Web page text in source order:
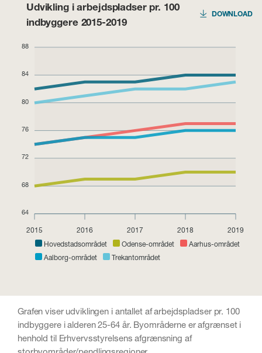
Udvikling i arbejdspladser pr. 100
indbyggere 2015-2019
Hovedstadsområdet Odense-området
Aarhus-området
Aalborg-området
Trekantområdet
2015 2016 2017 2018 2019
88
84
80
76
72
68
64
DOWNLOAD
Grafen viser udviklingen i antallet af arbejdspladser pr. 100
indbyggere i alderen 25-64 år. Byområderne er afgrænset i
henhold til Erhvervsstyrelsens afgrænsning af